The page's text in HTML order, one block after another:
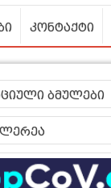
კონტაქტი
ბმულები